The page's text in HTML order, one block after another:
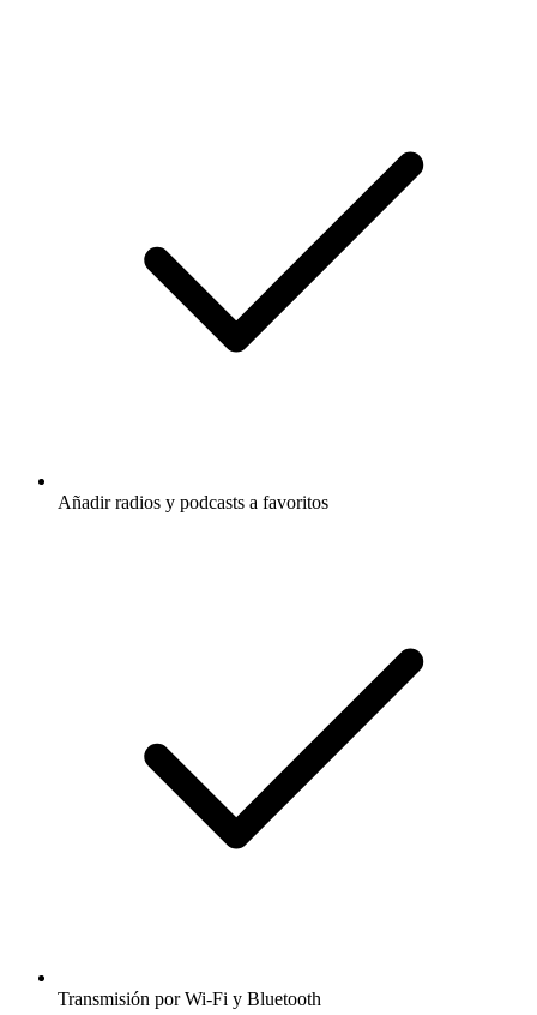
Añadir radios y podcasts a favoritos
Transmisión por Wi-Fi y Bluetooth